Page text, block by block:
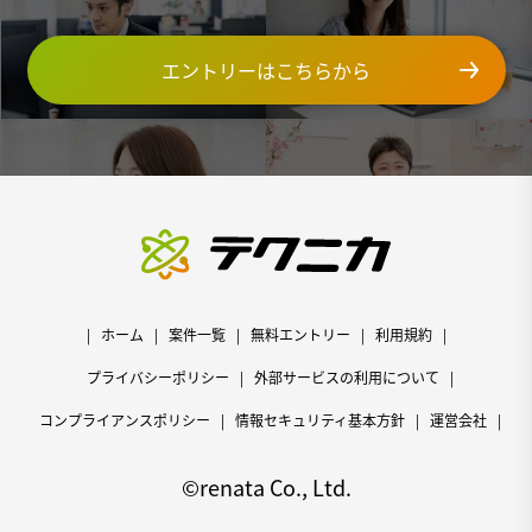
エントリーはこちらから
ホーム 案件一覧 無料エントリー 利用規約
プライバシーポリシー 外部サービスの利用について
コンプライアンスポリシー 情報セキュリティ基本方針 運営会社
©renata Co., Ltd.